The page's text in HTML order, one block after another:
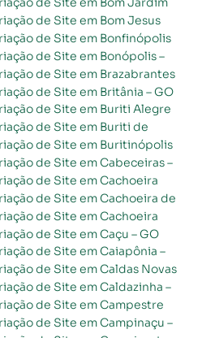
de Site em Britânia – GO
de Site em Caçu – GO